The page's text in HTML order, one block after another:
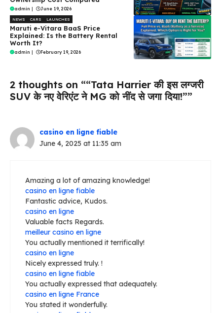
admin June 19, 2026
NEWS CARS LAUNCHES
Maruti e-Vitara BaaS Price
Explained: Is the Battery Rental
Worth It?
admin February 19, 2026
2 thoughts on ““Tata Harrier की इस लग्जरी
SUV के नए वेरिएंट ने MG को नींद से जगा दिया!””
casino en ligne fiable
June 4, 2025 at 11:35 am
Amazing a lot of amazing knowledge!
casino en ligne fiable
Fantastic advice, Kudos.
casino en ligne
Valuable facts Regards.
meilleur casino en ligne
You actually mentioned it terrifically!
casino en ligne
Nicely expressed truly. !
casino en ligne fiable
You actually expressed that adequately.
casino en ligne France
You stated it wonderfully.